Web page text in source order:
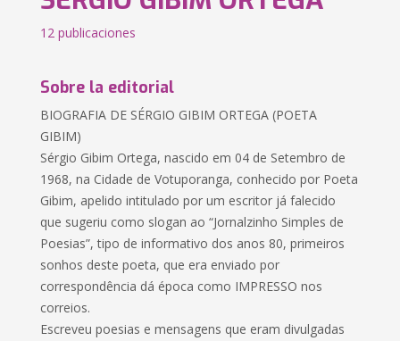
12 publicaciones
Sobre la editorial
BIOGRAFIA DE SÉRGIO GIBIM ORTEGA (POETA
GIBIM)
Sérgio Gibim Ortega, nascido em 04 de Setembro de
1968, na Cidade de Votuporanga, conhecido por Poeta
Gibim, apelido intitulado por um escritor já falecido
que sugeriu como slogan ao “Jornalzinho Simples de
Poesias”, tipo de informativo dos anos 80, primeiros
sonhos deste poeta, que era enviado por
correspondência dá época como IMPRESSO nos
correios.
Escreveu poesias e mensagens que eram divulgadas